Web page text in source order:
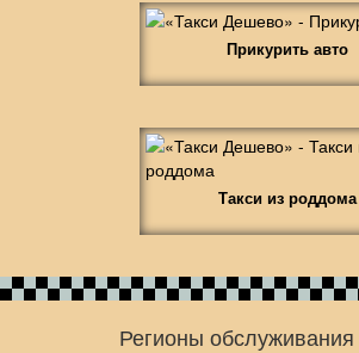
Прикурить авто
Такси из роддома
Регионы обслуживания